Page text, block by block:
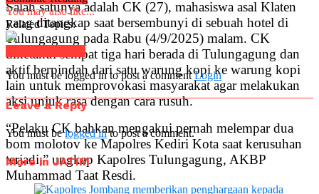
Salah satunya adalah CK (27), mahasiswa asal Klaten
yang ditangkap saat bersembunyi di sebuah hotel di
Tulungagung pada Rabu (4/9/2025) malam. CK
diketahui sempat tiga hari berada di Tulungagung dan
aktif berpindah dari satu warung kopi ke warung kopi
lain untuk memprovokasi masyarakat agar melakukan
aksi unjuk rasa dengan cara rusuh.
“Pelaku CK bahkan mengakui pernah melempar dua
bom molotov ke Mapolres Kediri Kota saat kerusuhan
terjadi,” ungkap Kapolres Tulungagung, AKBP
Muhammad Taat Resdi.
You may also like...
Related Topics:
You must be logged in to post a commentLogin
Leave a Reply
You must belogged into post a comment.
More in JATIM